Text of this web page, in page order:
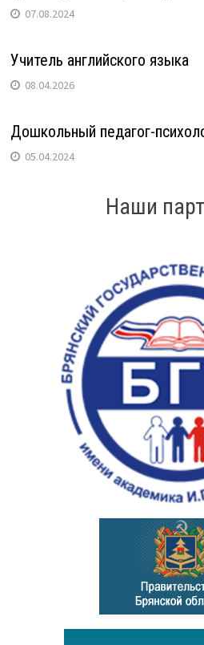
07.08.2024
Учитель английского языка
08.04.2026
Дошкольный педагог-
05.04.2024
Наши